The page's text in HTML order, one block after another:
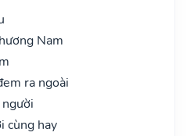
Nam
ra ngoài
cùng hay